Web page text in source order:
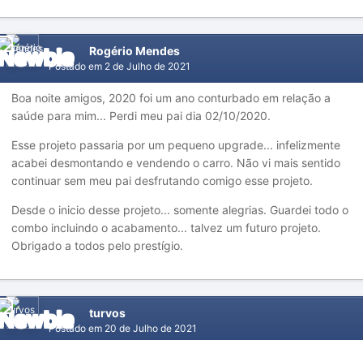
Rogério Mendes
Postado em 2 de Julho de 2021
Boa noite amigos, 2020 foi um ano conturbado em relação a
saúde para mim... Perdi meu pai dia 02/10/2020.
Esse projeto passaria por um pequeno upgrade... infelizmente
acabei desmontando e vendendo o carro. Não vi mais sentido
continuar sem meu pai desfrutando comigo esse projeto.
Desde o inicio desse projeto... somente alegrias. Guardei todo o
combo incluindo o acabamento... talvez um futuro projeto.
Obrigado a todos pelo prestígio.
turvos
Postado em 20 de Julho de 2021